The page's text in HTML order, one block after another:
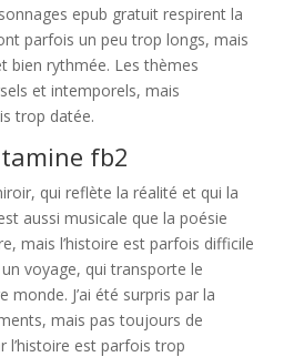
epub gratuit respirent la
parfois un peu trop longs, mais
bien rythmée. Les thèmes
et intemporels, mais
trop datée.
fb2
qui reflète la réalité et qui la
aussi musicale que la poésie
mais l’histoire est parfois difficile
voyage, qui transporte le
monde. J’ai été surpris par la
mais pas toujours de
l’histoire est parfois trop